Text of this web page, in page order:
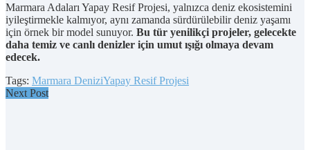
Marmara Adaları Yapay Resif Projesi, yalnızca deniz ekosistemini
iyileştirmekle kalmıyor, aynı zamanda sürdürülebilir deniz yaşamı
için örnek bir model sunuyor. Bu tür yenilikçi projeler, gelecekte
daha temiz ve canlı denizler için umut ışığı olmaya devam
edecek.
Tags: Marmara DeniziYapay Resif Projesi
Next Post